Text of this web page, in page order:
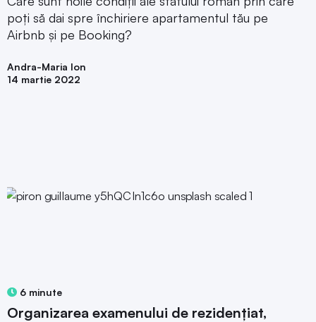
poți să dai spre închiriere apartamentul tău pe
Airbnb și pe Booking?
Andra-Maria Ion
14 martie 2022
6 minute
Organizarea examenului de rezidențiat,